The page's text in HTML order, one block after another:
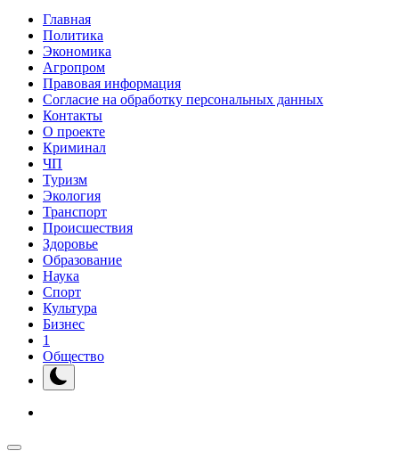
Главная
Политика
Экономика
Агропром
Правовая информация
Согласие на обработку персональных данных
Контакты
О проекте
Криминал
ЧП
Туризм
Экология
Транспорт
Происшествия
Здоровье
Образование
Наука
Спорт
Культура
Бизнес
1
Общество